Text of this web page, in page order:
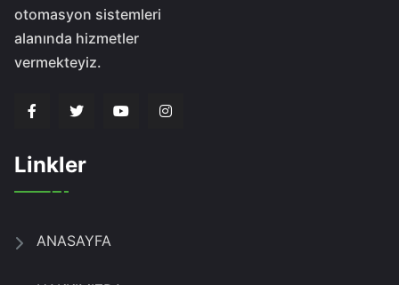
otomasyon sistemleri
alanında hizmetler
vermekteyiz.
Linkler
ANASAYFA